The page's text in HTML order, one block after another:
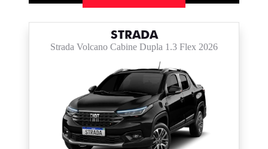
STRADA
Strada Volcano Cabine Dupla 1.3 Flex 2026